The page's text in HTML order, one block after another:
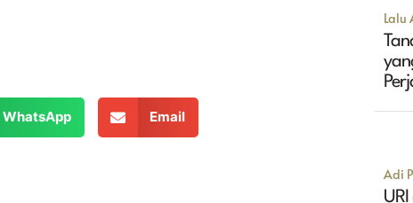
WhatsApp Email
Lalu
Adi